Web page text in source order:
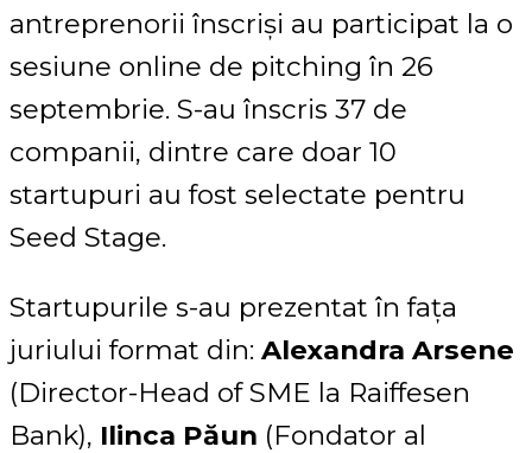
antreprenorii înscriși au participat la o
sesiune online de pitching în 26
septembrie. S-au înscris 37 de
companii, dintre care doar 10
startupuri au fost selectate pentru
Seed Stage.
Startupurile s-au prezentat în fața
juriului format din: Alexandra Arsene
(Director-Head of SME la Raiffesen
Bank), Ilinca Păun (Fondator al